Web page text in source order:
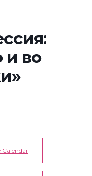
и во
Calendar